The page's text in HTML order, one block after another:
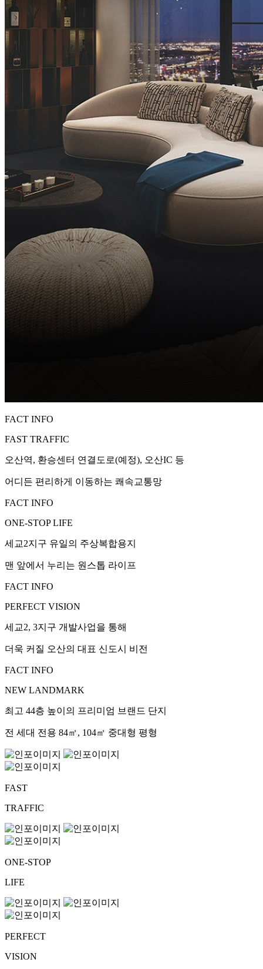
FACT INFO
FAST TRAFFIC
오산역, 환승센터 연결도로(예정), 오산IC 등
어디든 편리하게 이동하는 쾌속교통망
FACT INFO
ONE-STOP LIFE
세교2지구 유일의 주상복합용지
맨 앞에서 누리는 원스톱 라이프
FACT INFO
PERFECT VISION
세교2, 3지구 개발사업을 통해
더욱 커질 오산의 대표 신도시 비전
FACT INFO
NEW LANDMARK
최고 44층 높이의 프리미엄 브랜드 단지
전 세대 전용 84㎡, 104㎡ 중대형 평형
FAST
TRAFFIC
ONE-STOP
LIFE
PERFECT
VISION